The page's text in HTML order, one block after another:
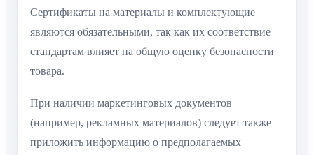
Сертификаты на материалы и комплектующие
являются обязательными, так как их соответствие
стандартам влияет на общую оценку безопасности
товара.
При наличии маркетинговых документов
(например, рекламных материалов) следует также
приложить информацию о предполагаемых